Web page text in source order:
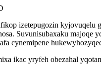
izetepugozin kyjovuqelu
Suvunisubaxaku
cynemipene
ikac yryfeh obezahal